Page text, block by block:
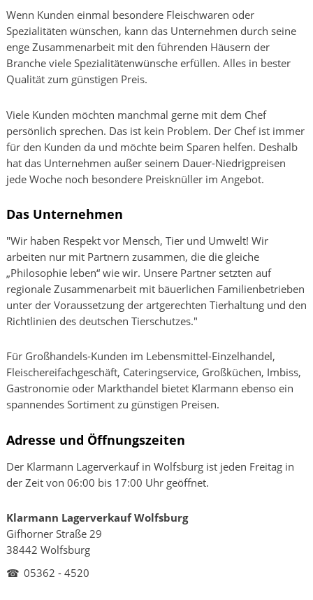
Wenn Kunden einmal besondere Fleischwaren oder
Spezialitäten wünschen, kann das Unternehmen durch seine
enge Zusammenarbeit mit den führenden Häusern der
Branche viele Spezialitätenwünsche erfüllen. Alles in bester
Qualität zum günstigen Preis.
Viele Kunden möchten manchmal gerne mit dem Chef
persönlich sprechen. Das ist kein Problem. Der Chef ist immer
für den Kunden da und möchte beim Sparen helfen. Deshalb
hat das Unternehmen außer seinem Dauer-Niedrigpreisen
jede Woche noch besondere Preisknüller im Angebot.
Das Unternehmen
"Wir haben Respekt vor Mensch, Tier und Umwelt! Wir
arbeiten nur mit Partnern zusammen, die die gleiche
„Philosophie leben“ wie wir. Unsere Partner setzten auf
regionale Zusammenarbeit mit bäuerlichen Familienbetrieben
unter der Voraussetzung der artgerechten Tierhaltung und den
Richtlinien des deutschen Tierschutzes."
Für Großhandels-Kunden im Lebensmittel-Einzelhandel,
Fleischereifachgeschäft, Cateringservice, Großküchen, Imbiss,
Gastronomie oder Markthandel bietet Klarmann ebenso ein
spannendes Sortiment zu günstigen Preisen.
Adresse und Öffnungszeiten
Der Klarmann Lagerverkauf in Wolfsburg ist jeden Freitag in
der Zeit von 06:00 bis 17:00 Uhr geöffnet.
Klarmann Lagerverkauf Wolfsburg
Gifhorner Straße 29
38442 Wolfsburg
☎ 05362 - 4520